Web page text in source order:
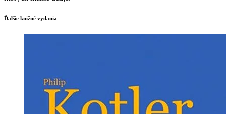
Ďalšie knižné vydania